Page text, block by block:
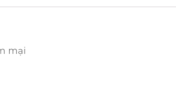
mại